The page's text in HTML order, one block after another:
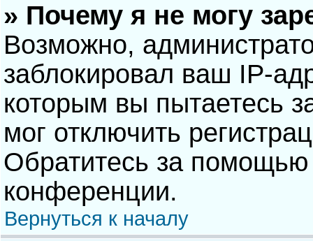
» Почему я не могу
Возможно,
заблокировал ваш IP-
которым вы пытаетесь
мог отключить
Обратитесь за помощью
конференции.
Вернуться к началу